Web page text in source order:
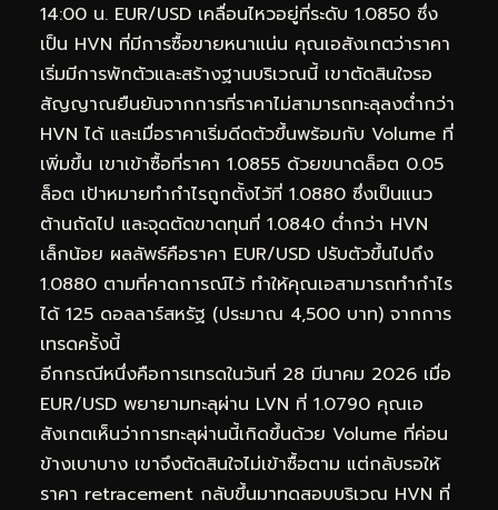
14:00 น. EUR/USD เคลื่อนไหวอยู่ที่ระดับ 1.0850 ซึ่ง
เป็น HVN ที่มีการซื้อขายหนาแน่น คุณเอสังเกตว่าราคา
เริ่มมีการพักตัวและสร้างฐานบริเวณนี้ เขาตัดสินใจรอ
สัญญาณยืนยันจากการที่ราคาไม่สามารถทะลุลงต่ำกว่า
HVN ได้ และเมื่อราคาเริ่มดีดตัวขึ้นพร้อมกับ Volume ที่
เพิ่มขึ้น เขาเข้าซื้อที่ราคา 1.0855 ด้วยขนาดล็อต 0.05
ล็อต เป้าหมายทำกำไรถูกตั้งไว้ที่ 1.0880 ซึ่งเป็นแนว
ต้านถัดไป และจุดตัดขาดทุนที่ 1.0840 ต่ำกว่า HVN
เล็กน้อย ผลลัพธ์คือราคา EUR/USD ปรับตัวขึ้นไปถึง
1.0880 ตามที่คาดการณ์ไว้ ทำให้คุณเอสามารถทำกำไร
ได้ 125 ดอลลาร์สหรัฐ (ประมาณ 4,500 บาท) จากการ
เทรดครั้งนี้
อีกกรณีหนึ่งคือการเทรดในวันที่ 28 มีนาคม 2026 เมื่อ
EUR/USD พยายามทะลุผ่าน LVN ที่ 1.0790 คุณเอ
สังเกตเห็นว่าการทะลุผ่านนี้เกิดขึ้นด้วย Volume ที่ค่อน
ข้างเบาบาง เขาจึงตัดสินใจไม่เข้าซื้อตาม แต่กลับรอให้
ราคา retracement กลับขึ้นมาทดสอบบริเวณ HVN ที่